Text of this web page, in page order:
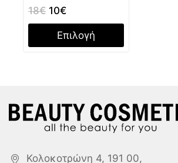
18€ 10€
Επιλογή
Κολοκοτρώνη 4, 191 00,